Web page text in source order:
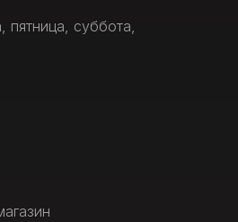
пятница, суббота,